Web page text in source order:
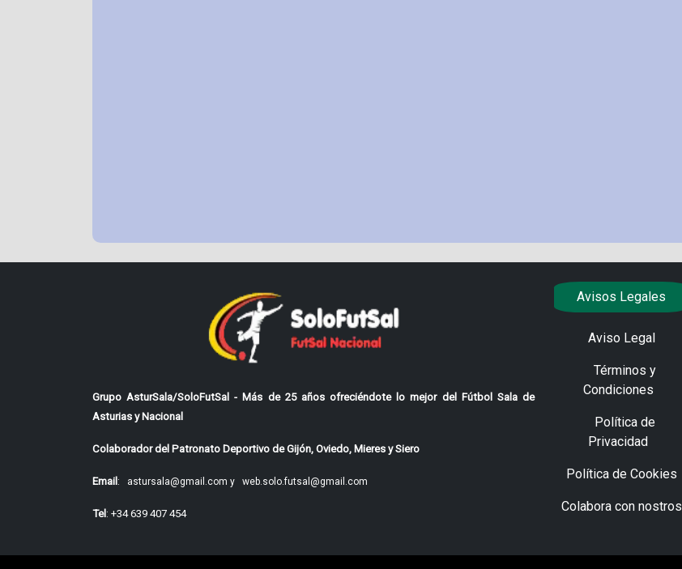
Grupo AsturSala/SoloFutSal - Más de 25 años ofreciéndote lo mejor del Fútbol Sala de
Asturias y Nacional
Colaborador del Patronato Deportivo de Gijón, Oviedo, Mieres y Siero
Email : astursala@gmail.com y web.solo.futsal@gmail.com
Tel : +34 639 407 454
Avisos Legales
Aviso Legal
Términos y
Condiciones
Política de
Privacidad
Política de Cookies
Colabora con nostros